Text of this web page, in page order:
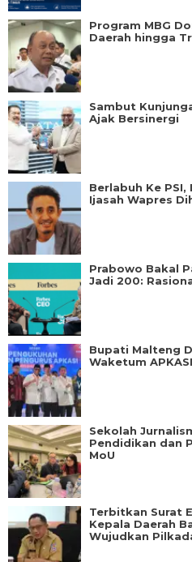
Program MBG
Daerah hingga
Sambut
Ajak Bersinergi
Berlabuh Ke
Ijasah Wapres
Prabowo Bakal
Jadi 200:
Bupati Malteng
Waketum APKASI
Sekolah
Pendidikan dan
MoU
Terbitkan Surat
Kepala Daerah
Wujudkan